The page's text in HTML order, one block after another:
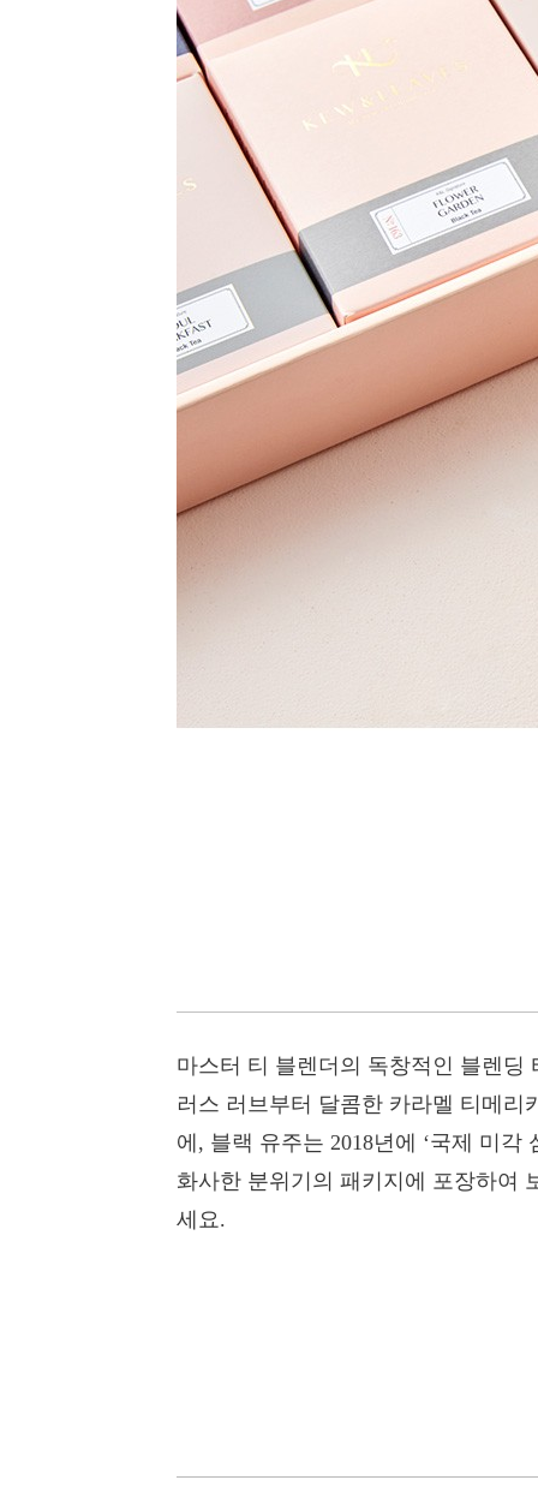
마스터 티 블렌더의 독창적인 블렌딩
러스 러브부터 달콤한 카라멜 티메리
에, 블랙 유주는 2018년에 ‘국제 미
화사한 분위기의 패키지에 포장하여
세요.